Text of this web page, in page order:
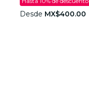
Desde MX$400.00